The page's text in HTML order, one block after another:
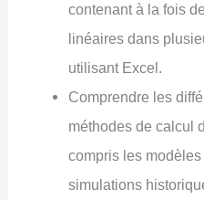
contenant à la fois
linéaires dans
utilisant Excel.
Comprendre les
méthodes de calcul
compris les
simulations